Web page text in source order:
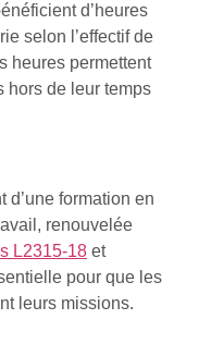
d’heures
selon l’effectif de
heures permettent
hors de leur temps
d’une formation en
renouvelée
L2315-18 et
pour que les
leurs missions.